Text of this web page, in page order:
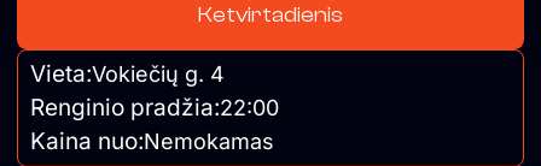
Ketvirtadienis
Vieta:Vokiečių g. 4
Renginio pradžia:22:00
Kaina nuo:Nemokamas